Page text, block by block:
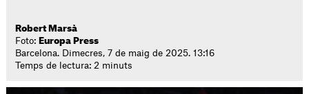
Robert Marsà
Foto: Europa Press
Barcelona. Dimecres, 7 de maig de 2025. 13:16
Temps de lectura: 2 minuts